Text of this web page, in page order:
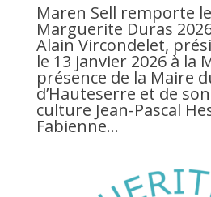
Maren Sell remporte
Marguerite Duras
Alain Vircondelet,
le 13 janvier 2026 à la
présence de la Maire
d’Hauteserre et de
culture Jean-Pascal
Fabienne...